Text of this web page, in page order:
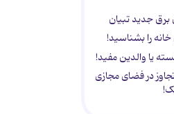
برق جدید تبیان
را بشناسید!
یا والدین مفید!
در فضای مجازی